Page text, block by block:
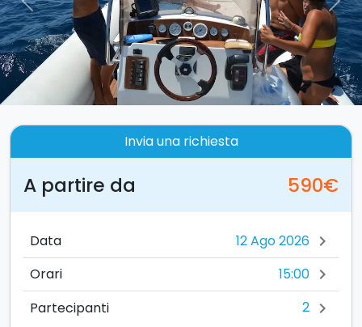
Previous Next
Invia una richiesta
A partire da 590€
Data chevron_right
Orari 15:00 chevron_right
Partecipanti 2 chevron_right